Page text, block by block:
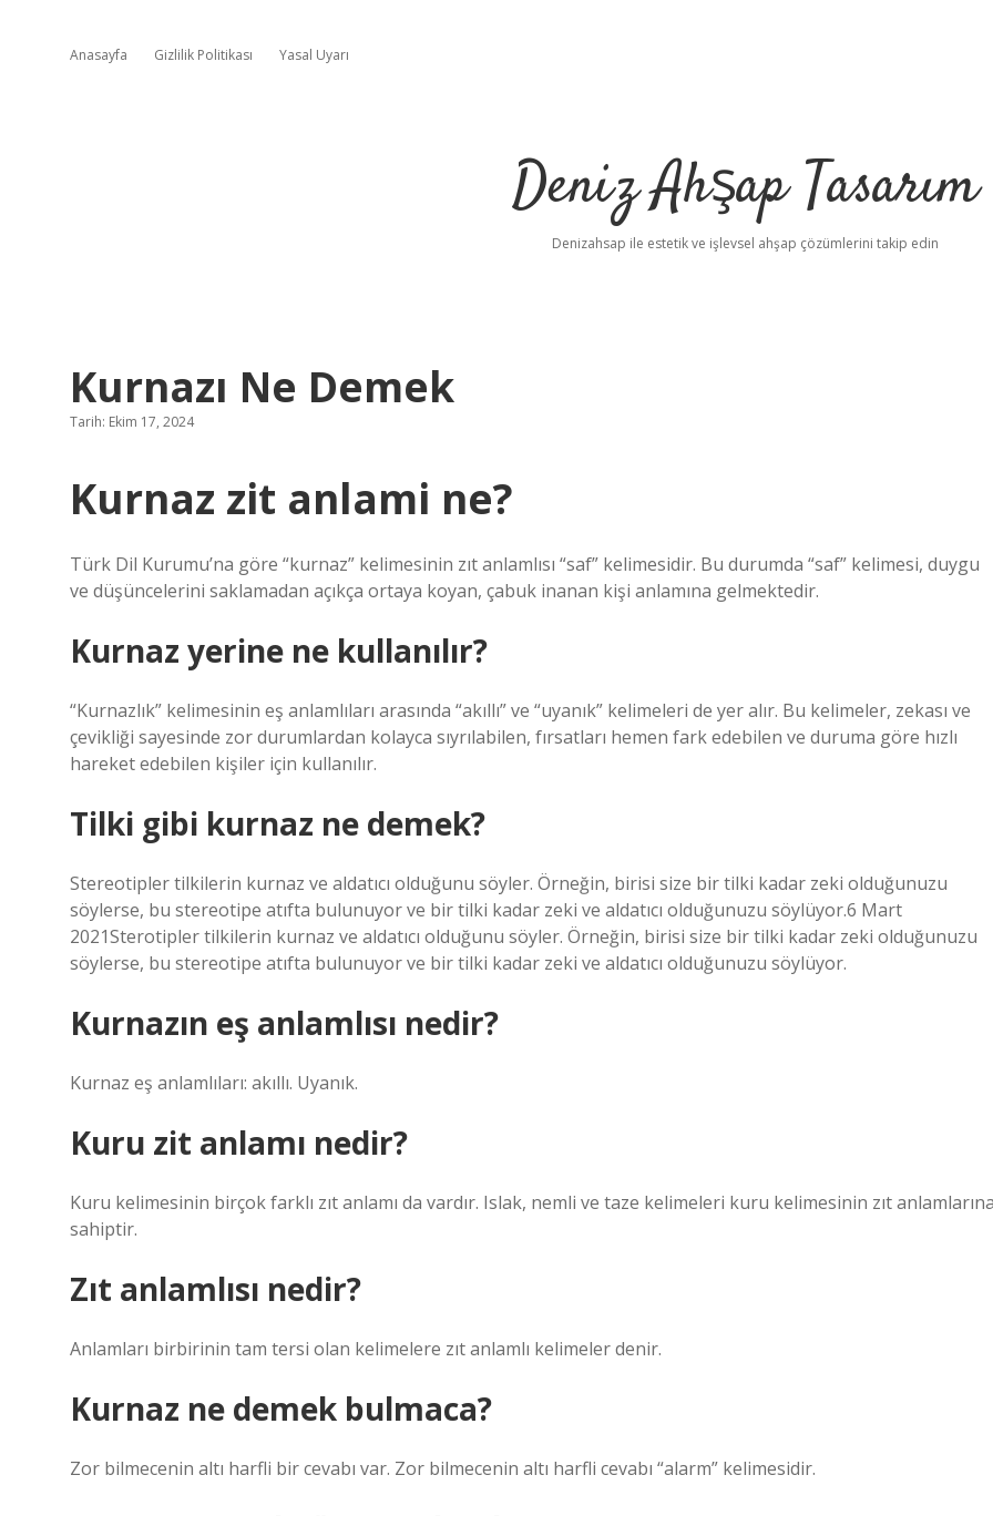
Anasayfa Gizlilik Politikası Yasal Uyarı
Deniz Ahşap Tasarım
Denizahsap ile estetik ve işlevsel ahşap çözümlerini takip edin
Kurnazı Ne Demek
Tarih: Ekim 17, 2024
Kurnaz zit anlami ne?
Türk Dil Kurumu’na göre “kurnaz” kelimesinin zıt anlamlısı “saf” kelimesidir. Bu durumda “saf” kelimesi, duygu
ve düşüncelerini saklamadan açıkça ortaya koyan, çabuk inanan kişi anlamına gelmektedir.
Kurnaz yerine ne kullanılır?
“Kurnazlık” kelimesinin eş anlamlıları arasında “akıllı” ve “uyanık” kelimeleri de yer alır. Bu kelimeler, zekası ve
çevikliği sayesinde zor durumlardan kolayca sıyrılabilen, fırsatları hemen fark edebilen ve duruma göre hızlı
hareket edebilen kişiler için kullanılır.
Tilki gibi kurnaz ne demek?
Stereotipler tilkilerin kurnaz ve aldatıcı olduğunu söyler. Örneğin, birisi size bir tilki kadar zeki olduğunuzu
söylerse, bu stereotipe atıfta bulunuyor ve bir tilki kadar zeki ve aldatıcı olduğunuzu söylüyor.6 Mart
2021Sterotipler tilkilerin kurnaz ve aldatıcı olduğunu söyler. Örneğin, birisi size bir tilki kadar zeki olduğunuzu
söylerse, bu stereotipe atıfta bulunuyor ve bir tilki kadar zeki ve aldatıcı olduğunuzu söylüyor.
Kurnazın eş anlamlısı nedir?
Kurnaz eş anlamlıları: akıllı. Uyanık.
Kuru zit anlamı nedir?
Kuru kelimesinin birçok farklı zıt anlamı da vardır. Islak, nemli ve taze kelimeleri kuru kelimesinin zıt
sahiptir.
Zıt anlamlısı nedir?
Anlamları birbirinin tam tersi olan kelimelere zıt anlamlı kelimeler denir.
Kurnaz ne demek bulmaca?
Zor bilmecenin altı harfli bir cevabı var. Zor bilmecenin altı harfli cevabı “alarm” kelimesidir.